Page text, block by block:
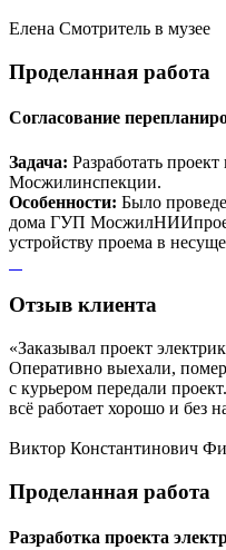
Елена Смотритель в музее
Проделанная работа
Согласование
Задача: Разработать
Мосжилинспекции.
Особенности: Было
дома ГУП
устройству проема в
Отзыв клиента
«Заказывал проект
Оперативно выехали,
с курьером передали
всё работает хорошо и без
Виктор Константинович
Проделанная работа
Разработка проекта